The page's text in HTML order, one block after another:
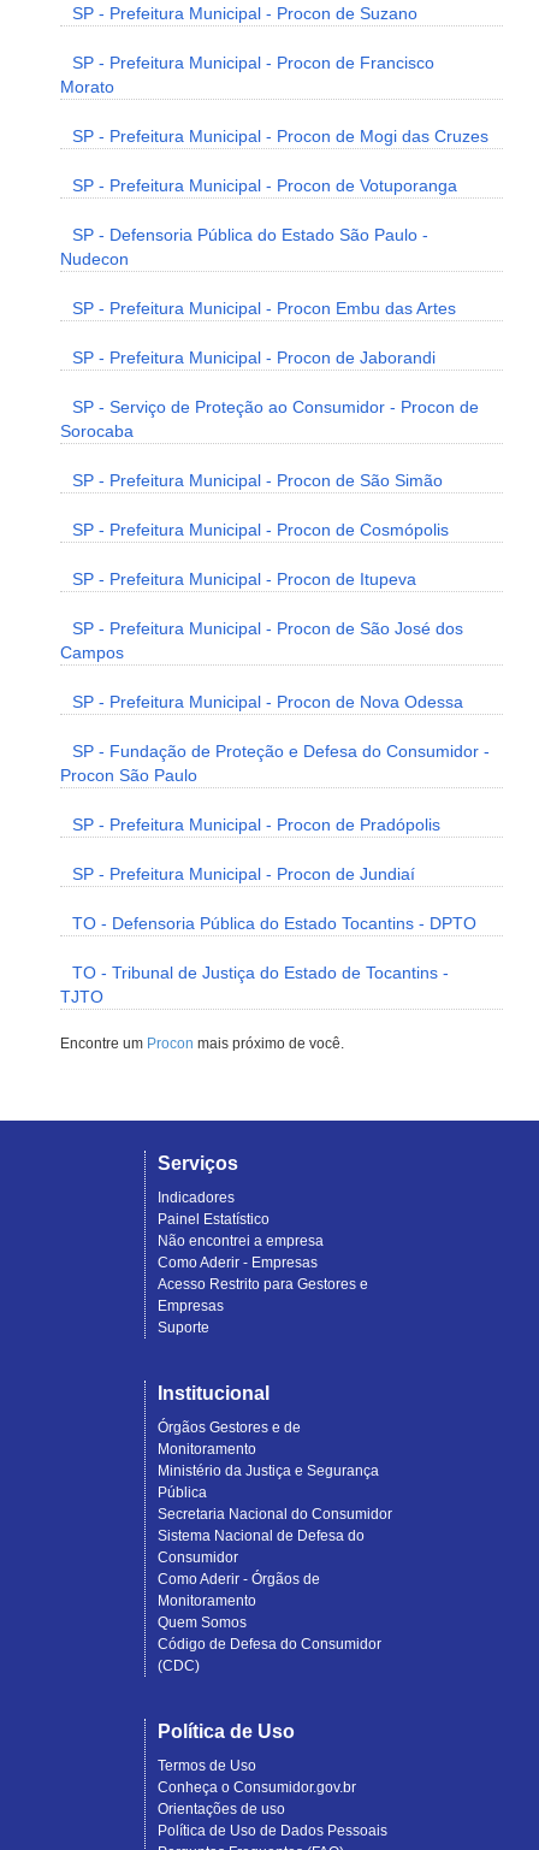
SP - Prefeitura Municipal - Procon de Suzano
SP - Prefeitura Municipal - Procon de Francisco
Morato
SP - Prefeitura Municipal - Procon de Mogi das Cruzes
SP - Prefeitura Municipal - Procon de Votuporanga
SP - Defensoria Pública do Estado São Paulo -
Nudecon
SP - Prefeitura Municipal - Procon Embu das Artes
SP - Prefeitura Municipal - Procon de Jaborandi
SP - Serviço de Proteção ao Consumidor - Procon de
Sorocaba
SP - Prefeitura Municipal - Procon de São Simão
SP - Prefeitura Municipal - Procon de Cosmópolis
SP - Prefeitura Municipal - Procon de Itupeva
SP - Prefeitura Municipal - Procon de São José dos
Campos
SP - Prefeitura Municipal - Procon de Nova Odessa
SP - Fundação de Proteção e Defesa do Consumidor -
Procon São Paulo
SP - Prefeitura Municipal - Procon de Pradópolis
SP - Prefeitura Municipal - Procon de Jundiaí
TO - Defensoria Pública do Estado Tocantins - DPTO
TO - Tribunal de Justiça do Estado de Tocantins -
TJTO
Encontre um Procon mais próximo de você.
Serviços
Indicadores
Painel Estatístico
Não encontrei a empresa
Como Aderir - Empresas
Acesso Restrito para Gestores e
Empresas
Suporte
Institucional
Órgãos Gestores e de
Monitoramento
Ministério da Justiça e Segurança
Pública
Secretaria Nacional do Consumidor
Sistema Nacional de Defesa do
Consumidor
Como Aderir - Órgãos de
Monitoramento
Quem Somos
Código de Defesa do Consumidor
(CDC)
Política de Uso
Termos de Uso
Conheça o Consumidor.gov.br
Orientações de uso
Política de Uso de Dados Pessoais